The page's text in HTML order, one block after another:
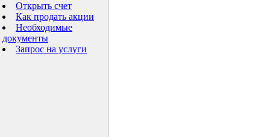
Открыть счет
Как продать акции
Необходимые
документы
Запрос на услуги